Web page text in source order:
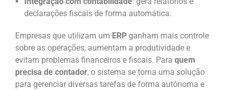
declarações fiscais de forma automática.
Empresas que utilizam um ERP ganham mais controle
sobre as operações, aumentam a produtividade e
evitam problemas financeiros e fiscais. Para quem
precisa de contador, o sistema se torna uma solução
para gerenciar diversas tarefas de forma autônoma e